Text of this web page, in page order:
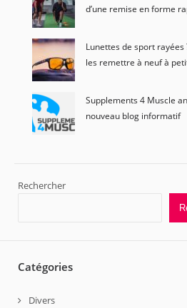
d’une remise en forme
Lunettes de sport rayées
les remettre à neuf à
Supplements 4 Muscle
nouveau blog informatif
Rechercher
Catégories
Divers